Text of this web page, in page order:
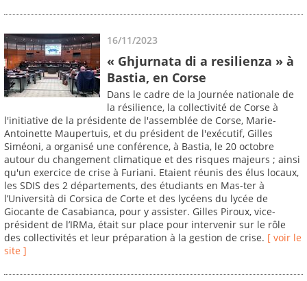
16/11/2023
« Ghjurnata di a resilienza » à
Bastia, en Corse
Dans le cadre de la Journée nationale de
la résilience, la collectivité de Corse à
l'initiative de la présidente de l'assemblée de Corse, Marie-
Antoinette Maupertuis, et du président de l'exécutif, Gilles
Siméoni, a organisé une conférence, à Bastia, le 20 octobre
autour du changement climatique et des risques majeurs ; ainsi
qu'un exercice de crise à Furiani. Etaient réunis des élus locaux,
les SDIS des 2 départements, des étudiants en Mas-ter à
l’Università di Corsica de Corte et des lycéens du lycée de
Giocante de Casabianca, pour y assister. Gilles Piroux, vice-
président de l’IRMa, était sur place pour intervenir sur le rôle
des collectivités et leur préparation à la gestion de crise. [ voir le
site ]